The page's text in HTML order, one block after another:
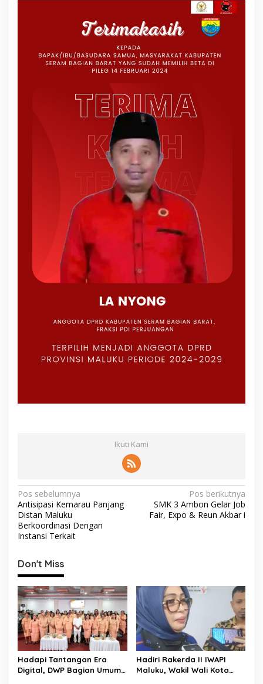
Ikuti Kami
N
a
v
g
a
s
i
p
o
s
Pos sebelumnya
Antisipasi Kemarau Panjang
Distan Maluku
Berkoordinasi Dengan
Instansi Terkait
Pos berikutnya
SMK 3 Ambon Gelar Job
Fair, Expo & Reun Akbar i
Don't Miss
Hadapi Tantangan Era
Digital, DWP Bagian Umum
Hadiri Rakerda II IWAPI
Maluku, Wakil Wali Kota